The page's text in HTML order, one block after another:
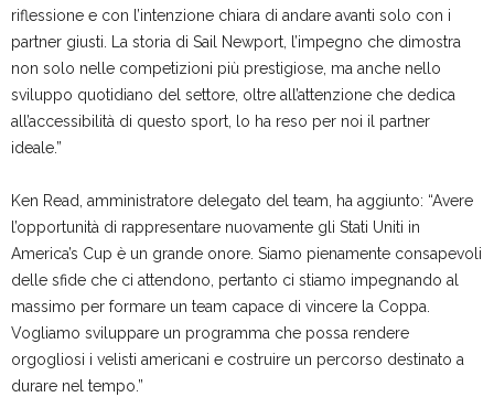
riflessione e con l’intenzione chiara di andare avanti solo con i
partner giusti. La storia di Sail Newport, l’impegno che dimostra
non solo nelle competizioni più prestigiose, ma anche nello
sviluppo quotidiano del settore, oltre all’attenzione che dedica
all’accessibilità di questo sport, lo ha reso per noi il partner
ideale.”
Ken Read, amministratore delegato del team, ha aggiunto: “Avere
l’opportunità di rappresentare nuovamente gli Stati Uniti in
America’s Cup è un grande onore. Siamo pienamente consapevoli
delle sfide che ci attendono, pertanto ci stiamo impegnando al
massimo per formare un team capace di vincere la Coppa.
Vogliamo sviluppare un programma che possa rendere
orgogliosi i velisti americani e costruire un percorso destinato a
durare nel tempo.”